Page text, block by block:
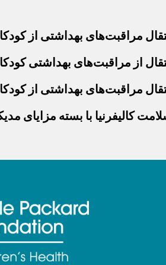
مراقبت‌های بهداشتی از
از مراقبت‌های بهداشتی
مراقبت‌های بهداشتی از
کالیفرنیا با بسته مزایای